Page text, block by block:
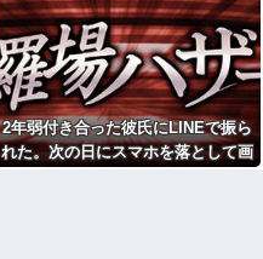
年末にやってくるバカ実兄夫
婦に絶望…自分の部屋を追い出
され家事も増えるのに、一切手
伝わず放置子状態！親戚の前で
かばってあげてるのに「私が悪
いんですよね」と何もせず泣く
だけの義姉にイラ
【画像】人気女子アナさんの
谷〇厳選ｗｗｗｗ他
億かな」私「……は？」
2年弱付き合った彼氏にLINEで振ら
れた。次の日にスマホを落として画